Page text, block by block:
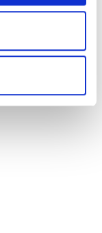
Montrealer
des
Betriebe
des